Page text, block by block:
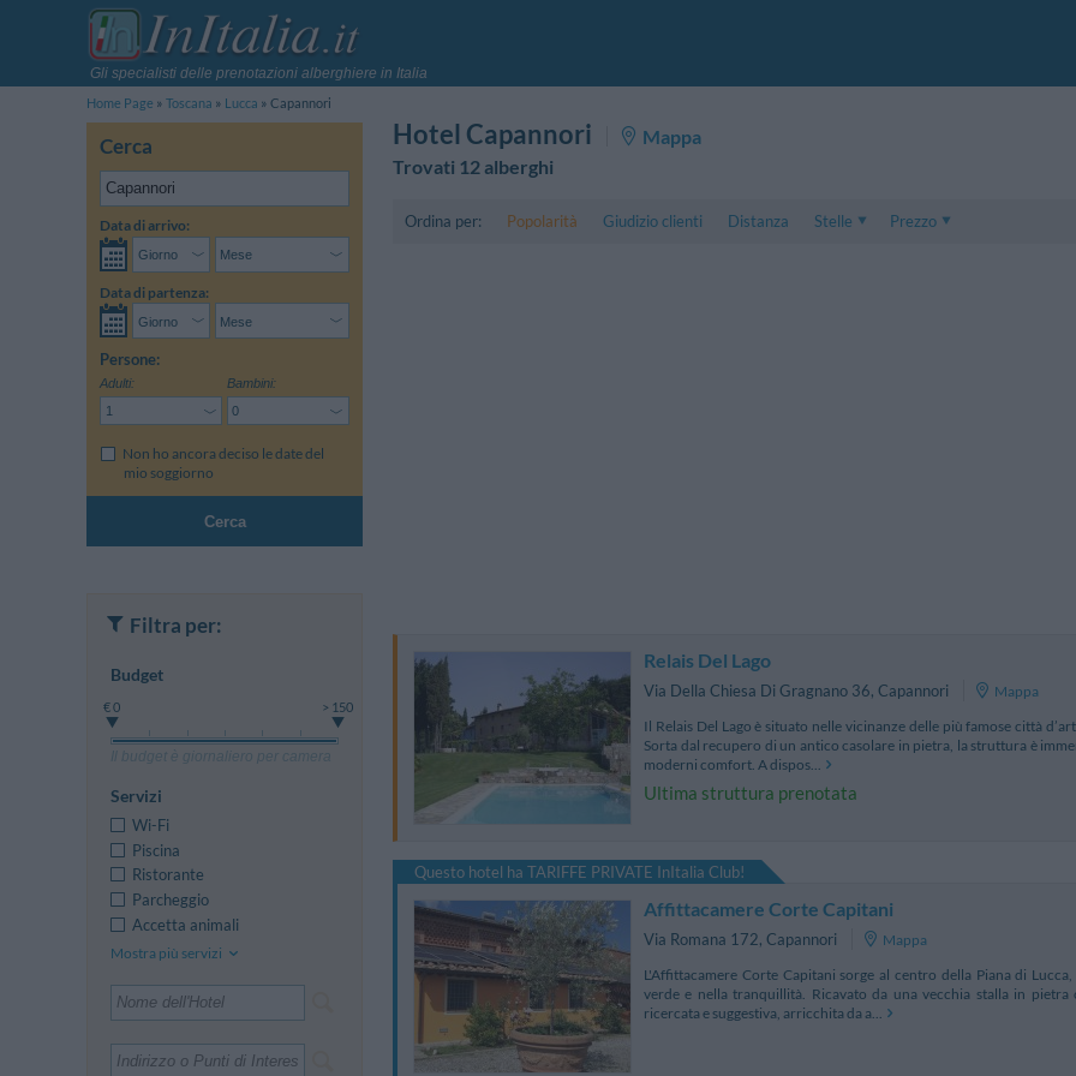
Gli specialisti delle prenotazioni alberghiere in Italia
Home Page
Toscana Lucca Capannori
Cerca
Data di arrivo:
Data di partenza:
Persone:
Adulti: Bambini:
Non ho ancora deciso le date del
mio soggiorno
Cerca
Hotel Capannori
Mappa
Trovati 12 alberghi
Ordina per: Popolarità Giudizio clienti Distanza
Stelle
Prezzo
Relais Del Lago
Via Della Chiesa Di Gragnano 36, Capannori
Mappa
Il Relais Del Lago è situato nelle vicinanze delle più famose città
Sorta dal recupero di un antico casolare in pietra, la struttura è
moderni comfort. A dispos...
Ultima struttura prenotata
Questo hotel ha TARIFFE PRIVATE InItalia Club!
Affittacamere Corte Capitani
Via Romana 172, Capannori
Mappa
L'Affittacamere Corte Capitani sorge al centro della Piana di
verde e nella tranquillità. Ricavato da una vecchia stalla in
ricercata e suggestiva, arricchita da a...
Filtra per:
Budget
€ 0 > 150
Il budget è giornaliero per camera
Servizi
Wi-Fi
Piscina
Ristorante
Parcheggio
Accetta animali
Mostra più servizi